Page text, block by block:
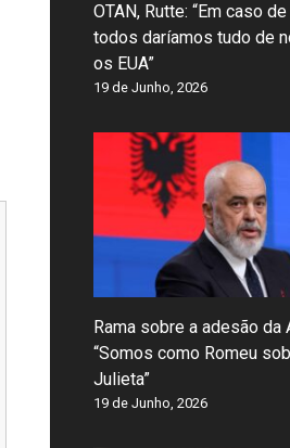
OTAN, Rutte: “Em caso
todos daríamos tudo de
os EUA”
19 de Junho, 2026
Rama sobre a adesão da
“Somos como Romeu
Julieta”
19 de Junho, 2026